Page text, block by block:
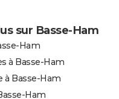
sur Basse-Ham
Ham
à Basse-Ham
à Basse-Ham
Ham